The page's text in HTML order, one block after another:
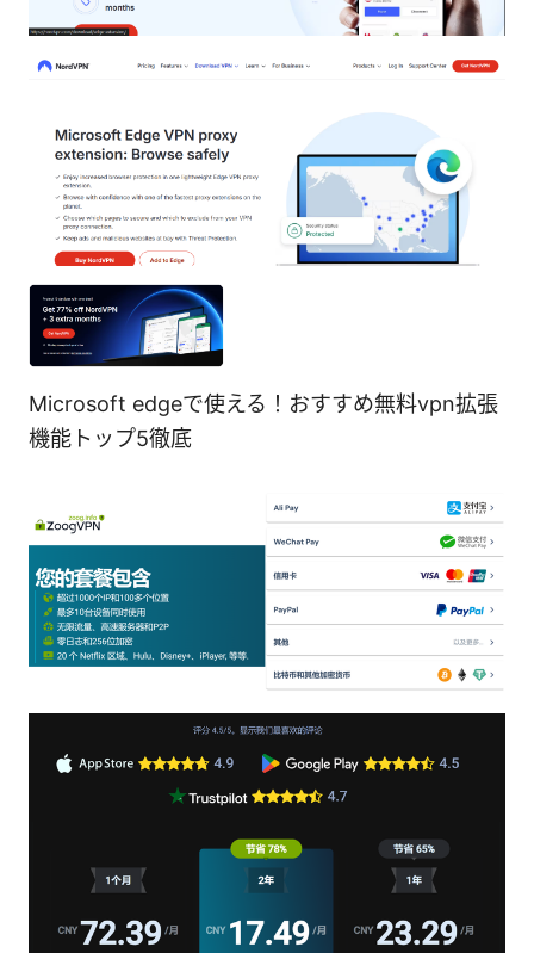
Microsoft edgeで使える！おすすめ無料vpn拡張
機能トップ5徹底